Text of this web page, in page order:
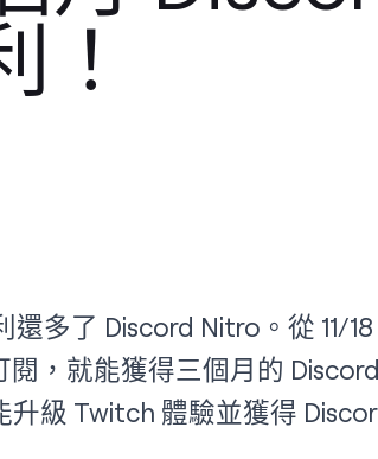
！
多了 Discord Nitro。從 11/18
，就能獲得三個月的 Discord
級 Twitch 體驗並獲得